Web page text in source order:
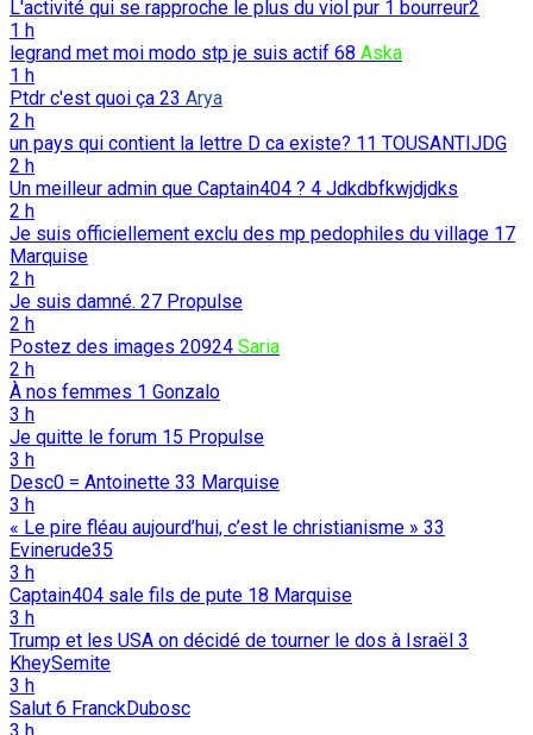
L'activité qui se rapproche le plus du viol pur 1 bourreur2
1 h
legrand met moi modo stp je suis actif 68 Aska
1 h
Ptdr c'est quoi ça 23 Arya
2 h
un pays qui contient la lettre D ca existe? 11 TOUSANTIJDG
2 h
Un meilleur admin que Captain404 ? 4 Jdkdbfkwjdjdks
2 h
Je suis officiellement exclu des mp pedophiles du village 17
Marquise
2 h
Je suis damné. 27 Propulse
2 h
Postez des images 20924 Saria
2 h
À nos femmes 1 Gonzalo
3 h
Je quitte le forum 15 Propulse
3 h
Desc0 = Antoinette 33 Marquise
3 h
« Le pire fléau aujourd’hui, c’est le christianisme » 33
Evinerude35
3 h
Captain404 sale fils de pute 18 Marquise
3 h
Trump et les USA on décidé de tourner le dos à Israël 3
KheySemite
3 h
Salut 6 FranckDubosc